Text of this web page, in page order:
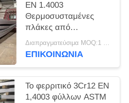
EN 1.4003
Θερμοσυσταμένες
πλάκες από
ανοξείδωτο χάλυβα
UNS S41003
Διαπραγματεύσιμα MOQ:1 τόνος
ΕΠΙΚΟΙΝΩΝΊΑ
Το φερριτικό 3Cr12 EN
1,4003 φύλλων ASTM